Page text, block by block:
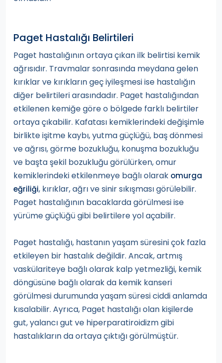
Paget Hastalığı Belirtileri
Paget hastalığının ortaya çıkan ilk belirtisi kemik
ağrısıdır. Travmalar sonrasında meydana gelen
kırıklar ve kırıkların geç iyileşmesi ise hastalığın
diğer belirtileri arasındadır. Paget hastalığından
etkilenen kemiğe göre o bölgede farklı belirtiler
ortaya çıkabilir. Kafatası kemiklerindeki değişimle
birlikte işitme kaybı, yutma güçlüğü, baş dönmesi
ve ağrısı, görme bozukluğu, konuşma bozukluğu
ve başta şekil bozukluğu görülürken, omur
kemiklerindeki etkilenmeye bağlı olarak omurga
eğriliği, kırıklar, ağrı ve sinir sıkışması görülebilir.
Paget hastalığının bacaklarda görülmesi ise
yürüme güçlüğü gibi belirtilere yol açabilir.
Paget hastalığı, hastanın yaşam süresini çok fazla
etkileyen bir hastalık değildir. Ancak, artmış
vaskülariteye bağlı olarak kalp yetmezliği, kemik
döngüsüne bağlı olarak da kemik kanseri
görülmesi durumunda yaşam süresi ciddi anlamda
kısalabilir. Ayrıca, Paget hastalığı olan kişilerde
gut, yalancı gut ve hiperparatiroidizm gibi
hastalıkların da ortaya çıktığı görülmüştür.